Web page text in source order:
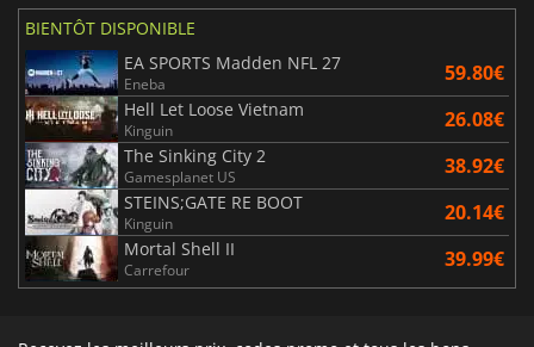
BIENTÔT DISPONIBLE
EA SPORTS Madden NFL 27
Eneba 59.80€
Hell Let Loose Vietnam
Kinguin 26.08€
The Sinking City 2
Gamesplanet US 38.92€
STEINS;GATE RE BOOT
Kinguin 20.14€
Mortal Shell II
Carrefour 39.99€